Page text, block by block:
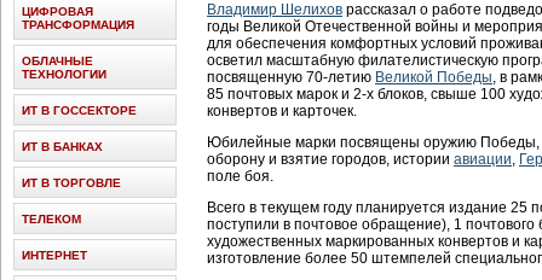
Владимир Шелихов рассказал о работе
годы Великой Отечественной войны и
для обеспечения комфортных условий
осветил масштабную филателистическую
посвященную 70-летию Великой Победы, в
85 почтовых марок и 2-х блоков, свыше 100
конвертов и карточек.
Юбилейные марки посвящены оружию Победы,
оборону и взятие городов, истории авиации,
поле боя.
Всего в текущем году планируется издание 25
поступили в почтовое обращение), 1 почтового
художественных маркированных конвертов и
изготовление более 50 штемпелей
ЦИФРОВАЯ
ТРАНСФОРМАЦИЯ
ОБЛАЧНЫЕ
ТЕХНОЛОГИИ
ИТ В ГОССЕКТОРЕ
ИТ В БАНКАХ
ИТ В ТОРГОВЛЕ
ТЕЛЕКОМ
ИНТЕРНЕТ